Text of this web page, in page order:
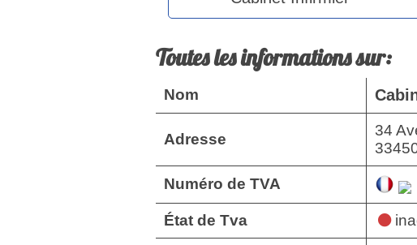
Toutes les informations sur:
Nom
Adresse
34
Numéro de TVA
État de Tva